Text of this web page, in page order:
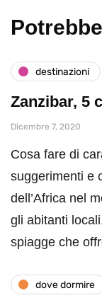
destinazioni
Zanzibar, 5
Dicembre 7, 2020
Cosa fare di
suggerimenti e
dell’Africa nel
gli abitanti
spiagge che
dove dormire